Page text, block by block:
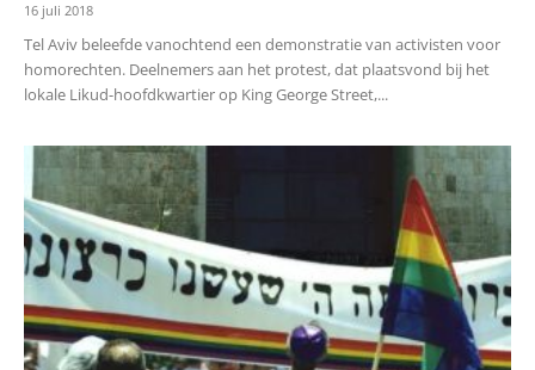
16 juli 2018
Tel Aviv beleefde vanochtend een demonstratie van activisten voor
homorechten. Deelnemers aan het protest, dat plaatsvond bij het
lokale Likud-hoofdkwartier op King George Street,...